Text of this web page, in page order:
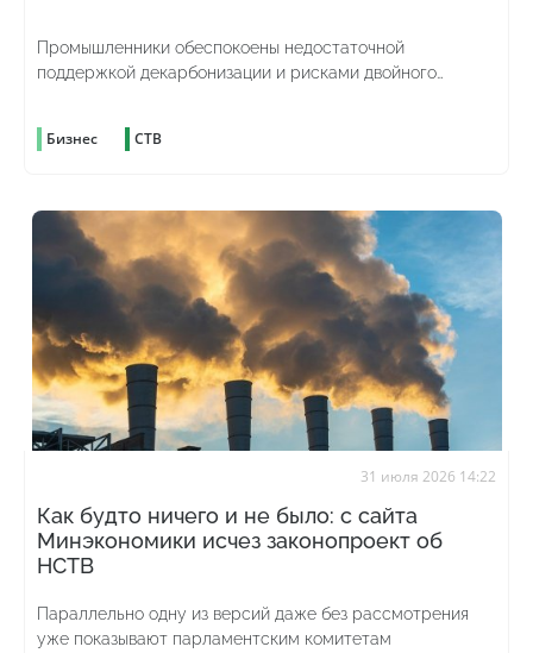
Промышленники обеспокоены недостаточной
поддержкой декарбонизации и рисками двойного
Бизнес СТВ
31 июля 2026 14:22
Как будто ничего и не было: с сайта
Минэкономики исчез законопроект об
НСТВ
Параллельно одну из версий даже без рассмотрения
уже показывают парламентским комитетам